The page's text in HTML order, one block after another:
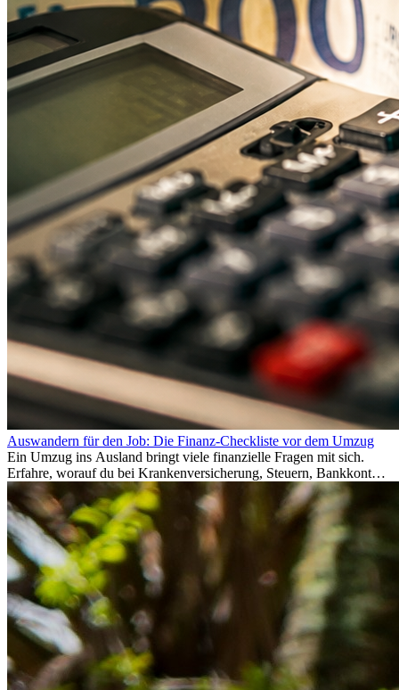
Auswandern für den Job: Die Finanz-Checkliste vor dem Umzug
Ein Umzug ins Ausland bringt viele finanzielle Fragen mit sich.
Erfahre, worauf du bei Krankenversicherung, Steuern, Bankkonto,
Rücklagen und Budgetplanung achten solltest, damit dein Neustart
im Ausland reibungslos gelingt.